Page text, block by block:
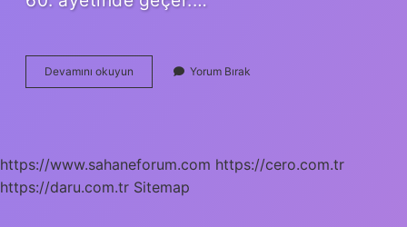
Devamını okuyun
I
Yorum Bırak
https://www.sahaneforum.com https://cero.com.tr
https://daru.com.tr Sitemap